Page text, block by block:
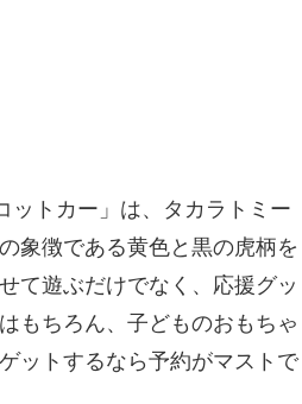
ットカー」は、タカラトミー
象徴である黄色と黒の虎柄を
て遊ぶだけでなく、応援グッ
もちろん、子どものおもちゃ
ットするなら予約がマストで